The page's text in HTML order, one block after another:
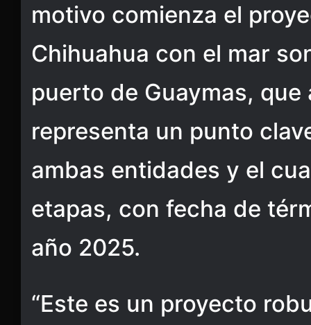
motivo comienza el
Chihuahua con el mar
puerto de Guaymas, que
representa un punto
ambas entidades y el
etapas, con fecha de
año 2025.
“Este es un proyecto